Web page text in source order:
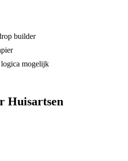
builder
mogelijk
Huisartsen